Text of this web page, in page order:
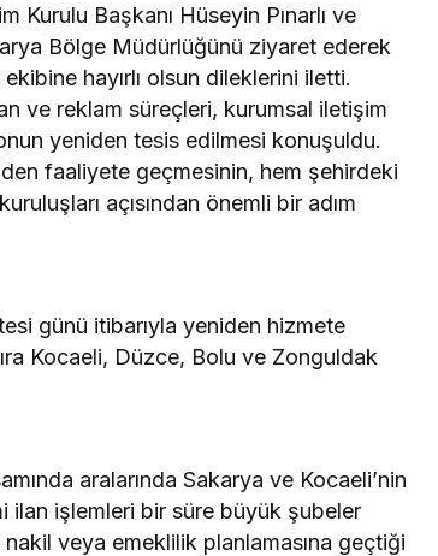
Kurulu Başkanı Hüseyin Pınarlı ve
Bölge Müdürlüğünü ziyaret ederek
hayırlı olsun dileklerini iletti.
ve reklam süreçleri, kurumsal iletişim
yeniden tesis edilmesi konuşuldu.
faaliyete geçmesinin, hem şehirdeki
açısından önemli bir adım
günü itibarıyla yeniden hizmete
Kocaeli, Düzce, Bolu ve Zonguldak
aralarında Sakarya ve Kocaeli’nin
ilan işlemleri bir süre büyük şubeler
veya emeklilik planlamasına geçtiği